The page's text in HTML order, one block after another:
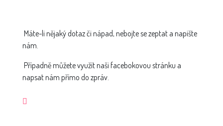
Máte-li nějaký dotaz či nápad, nebojte se zeptat a napište
nám.
Případně můžete využít naši facebokovou stránku a
napsat nám přímo do zpráv.